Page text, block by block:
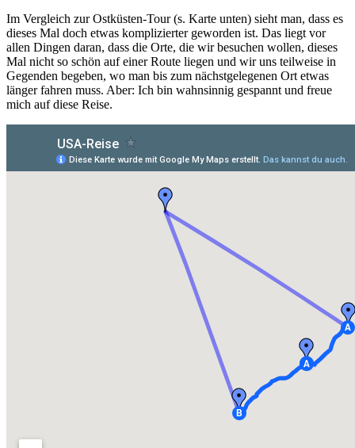
Im Vergleich zur Ostküsten-Tour (s. Karte unten) sieht man, dass es
dieses Mal doch etwas komplizierter geworden ist. Das liegt vor
allen Dingen daran, dass die Orte, die wir besuchen wollen, dieses
Mal nicht so schön auf einer Route liegen und wir uns teilweise in
Gegenden begeben, wo man bis zum nächstgelegenen Ort etwas
länger fahren muss. Aber: Ich bin wahnsinnig gespannt und freue
mich auf diese Reise.